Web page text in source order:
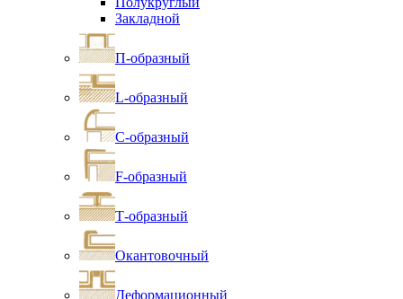
Закладной
П-образный
L-образный
С-образный
F-образный
Т-образный
Окантовочный
Деформационный